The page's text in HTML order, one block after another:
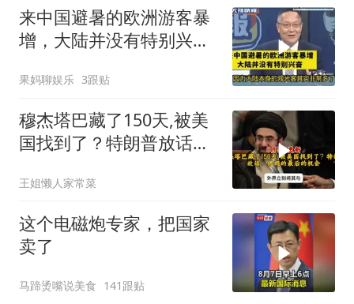
来中国避暑的欧洲游客暴
增，大陆并没有特别兴
果妈聊娱乐 3跟贴
穆杰塔巴藏了150天,被美
国找到了？特朗普放话：
王姐懒人家常菜
这个电磁炮专家，把国家
卖了
马蹄烫嘴说美食 141跟贴